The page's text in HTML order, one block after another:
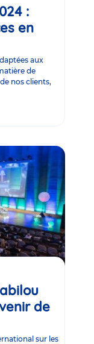
:
en
aux
de
nos clients,
de
sur les